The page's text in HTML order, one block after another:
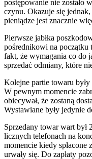
postępowanie nie zostało
czynu. Okazuje się
pieniądze jest znacznie
Pierwsze jabłka
pośrednikowi na początku
fakt, że wymagania co do
sprzedać odmiany, które
Kolejne partie towaru były
W pewnym momencie
obiecywał, że zostaną
Wystawiane były jedynie
Sprzedany towar wart był
licznych telefonach na
momencie kiedy spłacone
urwały się. Do zapłaty